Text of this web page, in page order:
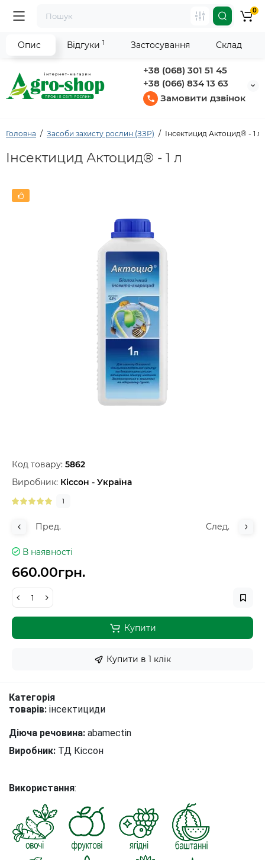
+38 (068) 301 51 45
+38 (066) 834 13 63
Замовити дзвінок
0
Головна Засоби захисту рослин (ЗЗР) Інсектицид Актоцид® - 1 л
Інсектицид Актоцид® - 1 л
Код товару: 5862
Виробник: Кіссон - Україна
1
Пред. След.
В наявності
660.00грн.
Купити
Купити в 1 клiк
Опис Відгуки 1 Застосування Склад
Категорія
товарів: інсектициди
Діюча речовина: abamectin
Виробник: ТД Кіссон
Використання: